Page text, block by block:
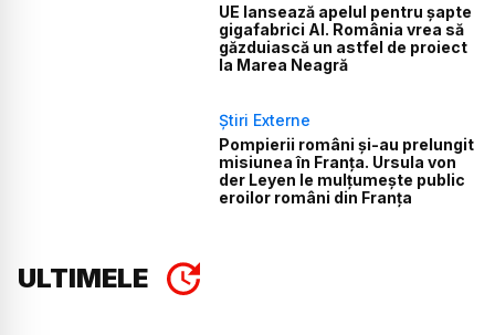
UE lansează apelul pentru șapte
gigafabrici AI. România vrea să
găzduiască un astfel de proiect
la Marea Neagră
Știri Externe
Pompierii români și-au prelungit
misiunea în Franța. Ursula von
der Leyen le mulțumește public
eroilor români din Franța
ULTIMELE